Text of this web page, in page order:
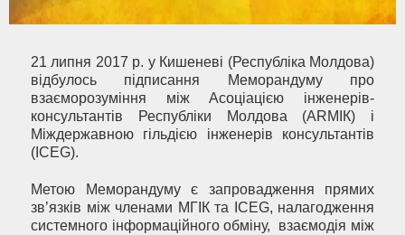
21 липня 2017 р. у Кишеневі (Республіка Молдова)
відбулось підписання Меморандуму про
взаєморозуміння між Асоціацією інженерів-
консультантів Республіки Молдова (АRМІК) і
Міждержавною гільдією інженерів консультантів
(ICEG).
Метою Меморандуму є запровадження прямих
зв’язків між членами МГІК та ICEG, налагодження
системного інформаційного обміну, взаємодія між